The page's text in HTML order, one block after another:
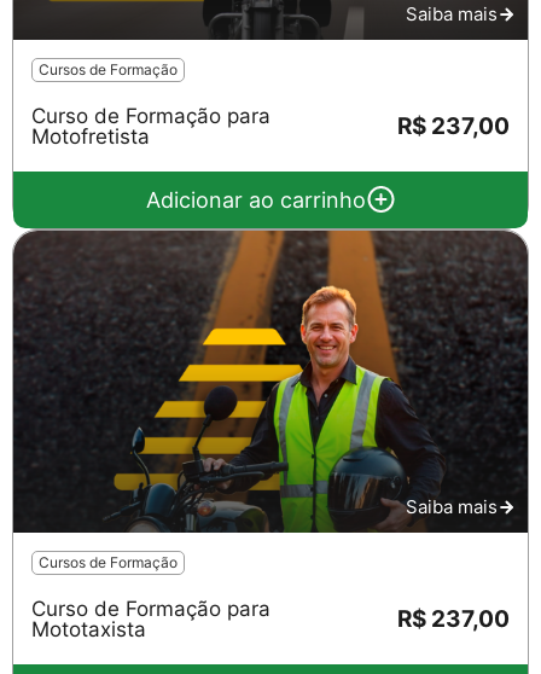
Saiba mais
Cursos de Formação
Curso de Formação para
Motofretista
R$ 237,00
Adicionar ao carrinho
Saiba mais
Cursos de Formação
Curso de Formação para
Mototaxista
R$ 237,00